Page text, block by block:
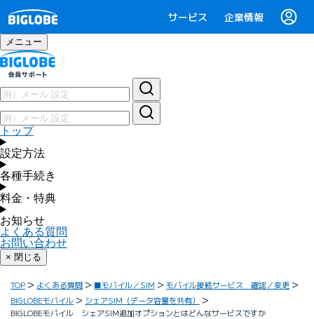
サービス 企業情報
メニュー
トップ
設定方法
各種手続き
料金・特典
お知らせ
よくある質問
お問い合わせ
× 閉じる
TOP よくある質問 ■モバイル／SIM
モバイル接続サービス 確認／変更
BIGLOBEモバイル
シェアSIM（データ容量を共有）
BIGLOBEモバイル シェアSIM追加オプションとはどんなサービスですか